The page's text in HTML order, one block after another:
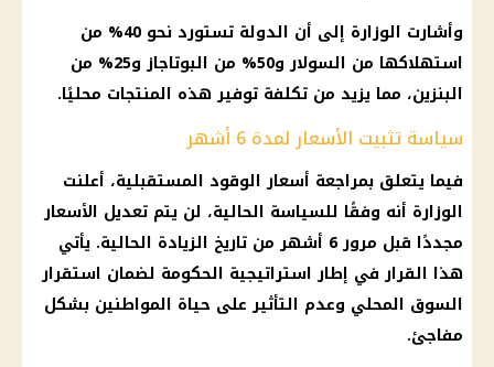
وأشارت الوزارة إلى أن الدولة تستورد نحو 40% من
استهلاكها من السولار و50% من البوتاجاز و25% من
البنزين، مما يزيد من تكلفة توفير هذه المنتجات محليًا.
سياسة تثبيت الأسعار لمدة 6 أشهر
فيما يتعلق بمراجعة أسعار الوقود المستقبلية، أعلنت
الوزارة أنه وفقًا للسياسة الحالية، لن يتم تعديل الأسعار
مجددًا قبل مرور 6 أشهر من تاريخ الزيادة الحالية. يأتي
هذا القرار في إطار استراتيجية الحكومة لضمان استقرار
السوق المحلي وعدم التأثير على حياة المواطنين بشكل
مفاجئ.